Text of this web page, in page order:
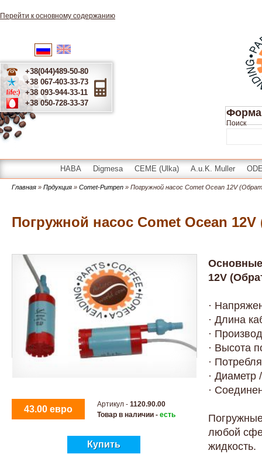
Перейти к основному содержанию
Русский
+38(044)489-50-80
+38 067-403-33-73
+38 093-944-33-11
+38 050-728-33-37
Форма
Поиск
HABA Digmesa CEME (Ulka) A.u.K. Muller
Главная » Прдукция » Comet-Pumpen » Погружной насос Comet Ocean 12V
Погружной насос Comet Ocean
43.00 евро Артикул - 1120.90.00
Товар в наличии - есть
Купить
Основные
12V
·
· Длина
·
· Высота
·
·
·
любой
жидкость.